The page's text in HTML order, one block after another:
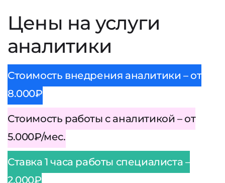
Цены на услуги
аналитики
Стоимость внедрения аналитики – от
8.000₽
Стоимость работы с аналитикой – от
5.000₽/мес.
Ставка 1 часа работы специалиста –
2.000₽